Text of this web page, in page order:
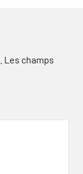
Les champs